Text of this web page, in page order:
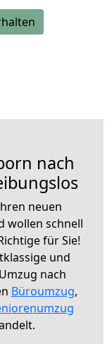
nach
neuen
wollen schnell
für Sie!
und
nach
Büroumzug,